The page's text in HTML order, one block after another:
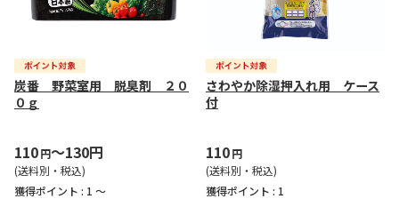
炭番 野菜室用 脱臭剤 ２０
０ｇ
110円～130円
(送料別・税込)
獲得ポイント : 1 ～
さわやか除湿押入れ用 ケース
付
110円
(送料別・税込)
獲得ポイント : 1